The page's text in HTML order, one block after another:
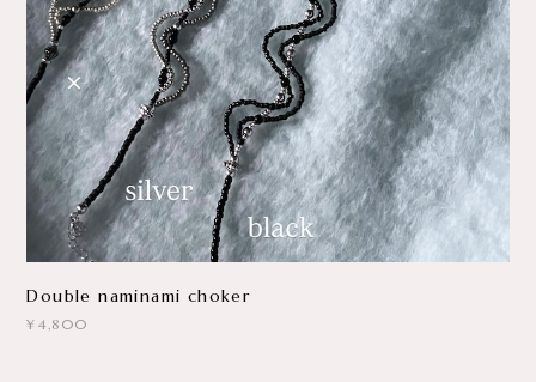
Double naminami choker
¥4,800